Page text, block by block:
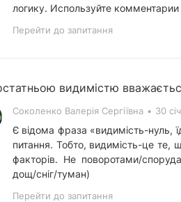
логику. Используйте
Перейти до запитання
видимістю
Соколенко Валерія Сергіївна • 30
Є відома фраза «видимість-нуль,
питання. Тобто, видимість-це те,
факторів. Не поворотами/
дощ/сніг/туман)
Перейти до запитання